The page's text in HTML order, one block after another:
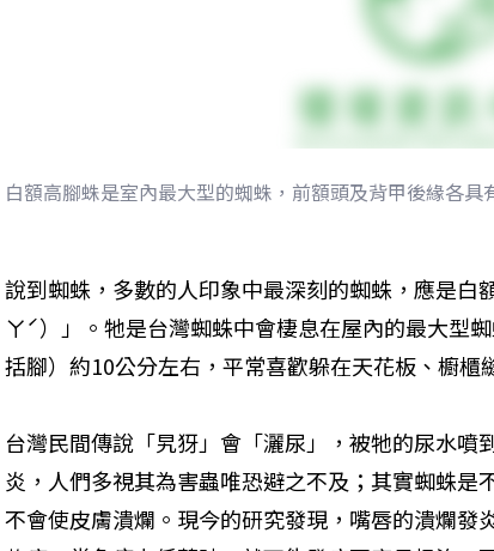
白額高腳蛛是室內最大型的蜘蛛，前額頭及背甲後緣各具
說到蜘蛛，多數的人印象中最深刻的蜘蛛，應是白
ㄚˊ）」。牠是台灣蜘蛛中會棲息在屋內的最大型
括腳）約10公分左右，平常喜歡躲在天花板、櫥櫃
台灣民間傳說「旯犽」會「灑尿」，被牠的尿水噴
炎，人們多視其為害蟲唯恐避之不及；其實蜘蛛是
不會使皮膚潰爛。現今的研究發現，嘴唇的潰爛發